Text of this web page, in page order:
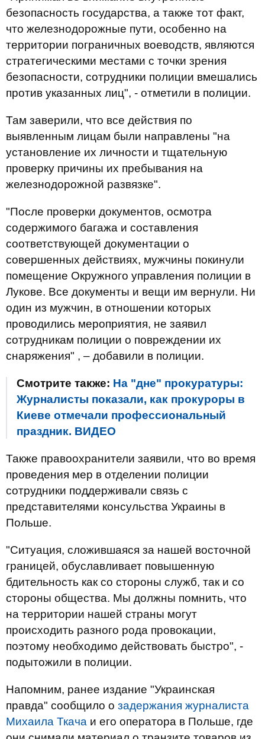
безопасность государства, а также тот факт,
что железнодорожные пути, особенно на
территории пограничных воеводств, являются
стратегическими местами с точки зрения
безопасности, сотрудники полиции вмешались
против указанных лиц", - отметили в полиции.
Там заверили, что все действия по
выявленным лицам были направлены "на
установление их личности и тщательную
проверку причины их пребывания на
железнодорожной развязке".
"После проверки документов, осмотра
содержимого багажа и составления
соответствующей документации о
совершенных действиях, мужчины покинули
помещение Окружного управления полиции в
Лукове. Все документы и вещи им вернули. Ни
один из мужчин, в отношении которых
проводились мероприятия, не заявил
сотрудникам полиции о повреждении их
снаряжения" , – добавили в полиции.
Смотрите также: На "дне" прокуратуры:
Журналисты показали, как прокуроры в
Киеве отмечали профессиональный
праздник. ВИДЕО
Также правоохранители заявили, что во время
проведения мер в отделении полиции
сотрудники поддерживали связь с
представителями консульства Украины в
Польше.
"Ситуация, сложившаяся за нашей восточной
границей, обуславливает повышенную
бдительность как со стороны служб, так и со
стороны общества. Мы должны помнить, что
на территории нашей страны могут
происходить разного рода провокации,
поэтому необходимо действовать быстро", -
подытожили в полиции.
Напомним, ранее издание "Украинская
правда" сообщило о задержания журналиста
Михаила Ткача и его оператора в Польше, где